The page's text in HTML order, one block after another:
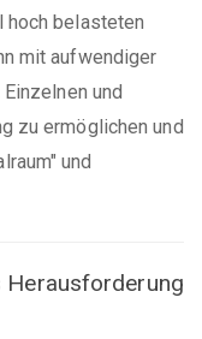
hoch belasteten
mit aufwendiger
und
zu ermöglichen und
und
Herausforderung